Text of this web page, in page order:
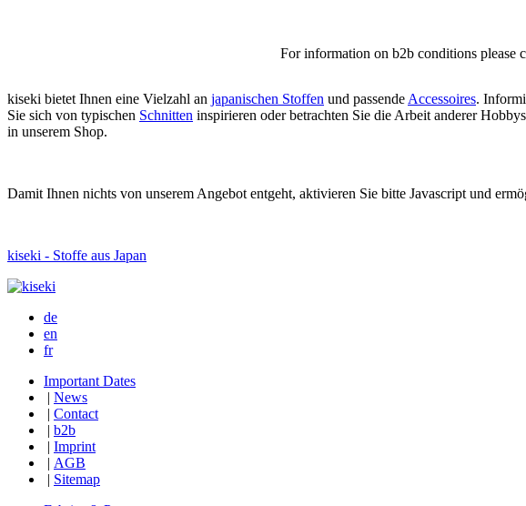
For information on b2b conditions please
kiseki bietet Ihnen eine Vielzahl an japanischen Stoffen und passende Accessoires.
Sie sich von typischen Schnitten inspirieren oder betrachten Sie die Arbeit anderer
in unserem Shop.
Damit Ihnen nichts von unserem Angebot entgeht, aktivieren Sie bitte Javascript und
kiseki - Stoffe aus Japan
de
en
fr
Important Dates
| News
| Contact
| b2b
| Imprint
| AGB
| Sitemap